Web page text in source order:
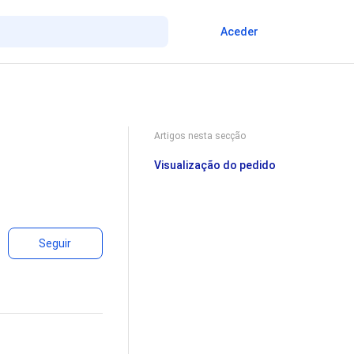
Aceder
Artigos nesta secção
Visualização do pedido
Seguir Ainda não é seguido por ninguém